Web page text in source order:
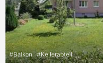
#Balkon #Kellerabteil